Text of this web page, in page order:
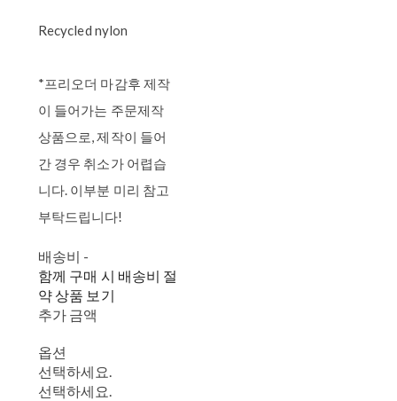
Recycled nylon
*프리오더 마감후 제작
이 들어가는 주문제작
상품으로, 제작이 들어
간 경우 취소가 어렵습
니다. 이부분 미리 참고
부탁드립니다!
배송비 -
함께 구매 시 배송비 절
약 상품 보기
추가 금액
옵션
선택하세요.
선택하세요.